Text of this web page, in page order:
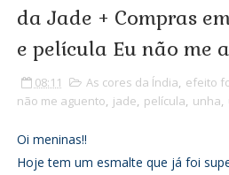
da Jade + Compras
e película Eu não me
08:11 As cores da Índia, efeito
não me aguento, jade, película, unha,
Oi meninas!!
Hoje tem um esmalte que já foi